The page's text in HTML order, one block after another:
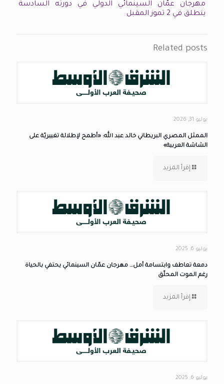
مهرجان عمّان السينمائي الدولي في دورته السادسة
ينطلق في 2 تموز المقبل
Related posts
يوليو 31, 2026
الممثل المصري البريطاني خالد عبد الله: «أطمح لإطلالة تغييريّة على
الشاشة العربية»
إقرأ المزيد
يوليو 6, 2025
دمعة تعاطف وابتسامة أمل… مهرجان عمّان السينمائي يحتفي بالحياة
رغم الموت المحلّق
إقرأ المزيد
يوليو 6, 2025